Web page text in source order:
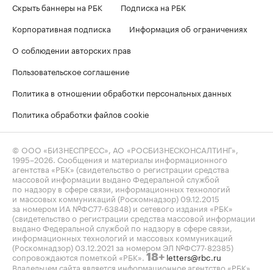
Скрыть баннеры на РБК
Подписка на РБК
Корпоративная подписка
Информация об ограничениях
О соблюдении авторских прав
Пользовательское соглашение
Политика в отношении обработки персональных данных
Политика обработки файлов cookie
© ООО «БИЗНЕСПРЕСС», АО «РОСБИЗНЕСКОНСАЛТИНГ»,
1995–2026. Сообщения и материалы информационного
агентства «РБК» (свидетельство о регистрации средства
массовой информации выдано Федеральной службой
по надзору в сфере связи, информационных технологий
и массовых коммуникаций (Роскомнадзор) 09.12.2015
за номером ИА №ФС77-63848) и сетевого издания «РБК»
(свидетельство о регистрации средства массовой информации
выдано Федеральной службой по надзору в сфере связи,
информационных технологий и массовых коммуникаций
(Роскомнадзор) 03.12.2021 за номером ЭЛ №ФС77-82385)
сопровождаются пометкой «РБК». 18+ letters@rbc.ru
Владельцем сайта является информационное агентство «РБК».